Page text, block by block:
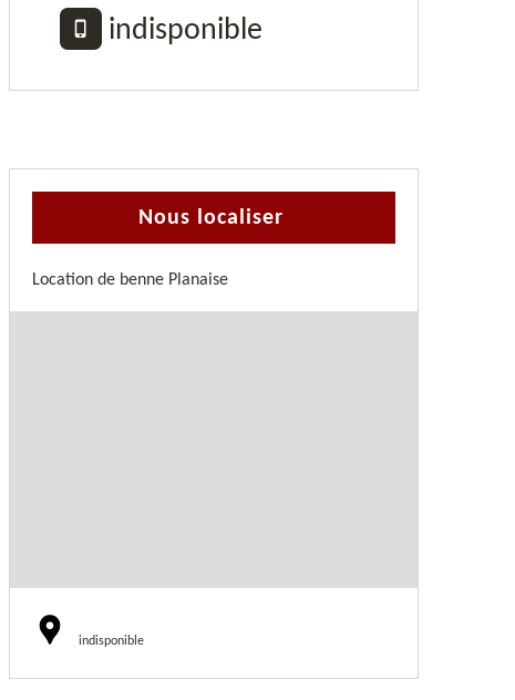
indisponible
Nous localiser
Location de benne Planaise
indisponible